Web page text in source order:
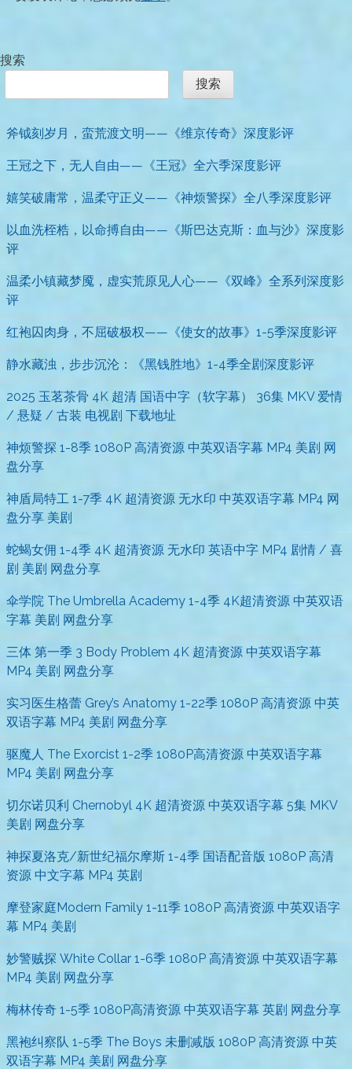
搜索
搜索
斧钺刻岁月，蛮荒渡文明——《维京传奇》深度影评
王冠之下，无人自由——《王冠》全六季深度影评
嬉笑破庸常，温柔守正义——《神烦警探》全八季深度影评
以血洗桎梏，以命搏自由——《斯巴达克斯：血与沙》深度影
评
温柔小镇藏梦魇，虚实荒原见人心——《双峰》全系列深度影
评
红袍囚肉身，不屈破极权——《使女的故事》1-5季深度影评
静水藏浊，步步沉沦：《黑钱胜地》1-4季全剧深度影评
2025 玉茗茶骨 4K 超清 国语中字（软字幕） 36集 MKV 爱情
/ 悬疑 / 古装 电视剧 下载地址
神烦警探 1-8季 1080P 高清资源 中英双语字幕 MP4 美剧 网
盘分享
神盾局特工 1-7季 4K 超清资源 无水印 中英双语字幕 MP4 网
盘分享 美剧
蛇蝎女佣 1-4季 4K 超清资源 无水印 英语中字 MP4 剧情 / 喜
剧 美剧 网盘分享
伞学院 The Umbrella Academy 1-4季 4K超清资源 中英双语
字幕 美剧 网盘分享
三体 第一季 3 Body Problem 4K 超清资源 中英双语字幕
MP4 美剧 网盘分享
实习医生格蕾 Grey’s Anatomy 1-22季 1080P 高清资源 中英
双语字幕 MP4 美剧 网盘分享
驱魔人 The Exorcist 1-2季 1080P高清资源 中英双语字幕
MP4 美剧 网盘分享
切尔诺贝利 Chernobyl 4K 超清资源 中英双语字幕 5集 MKV
美剧 网盘分享
神探夏洛克/新世纪福尔摩斯 1-4季 国语配音版 1080P 高清
资源 中文字幕 MP4 英剧
摩登家庭Modern Family 1-11季 1080P 高清资源 中英双语字
幕 MP4 美剧
妙警贼探 White Collar 1-6季 1080P 高清资源 中英双语字幕
MP4 美剧 网盘分享
梅林传奇 1-5季 1080P高清资源 中英双语字幕 英剧 网盘分享
黑袍纠察队 1-5季 The Boys 未删减版 1080P 高清资源 中英
双语字幕 MP4 美剧 网盘分享